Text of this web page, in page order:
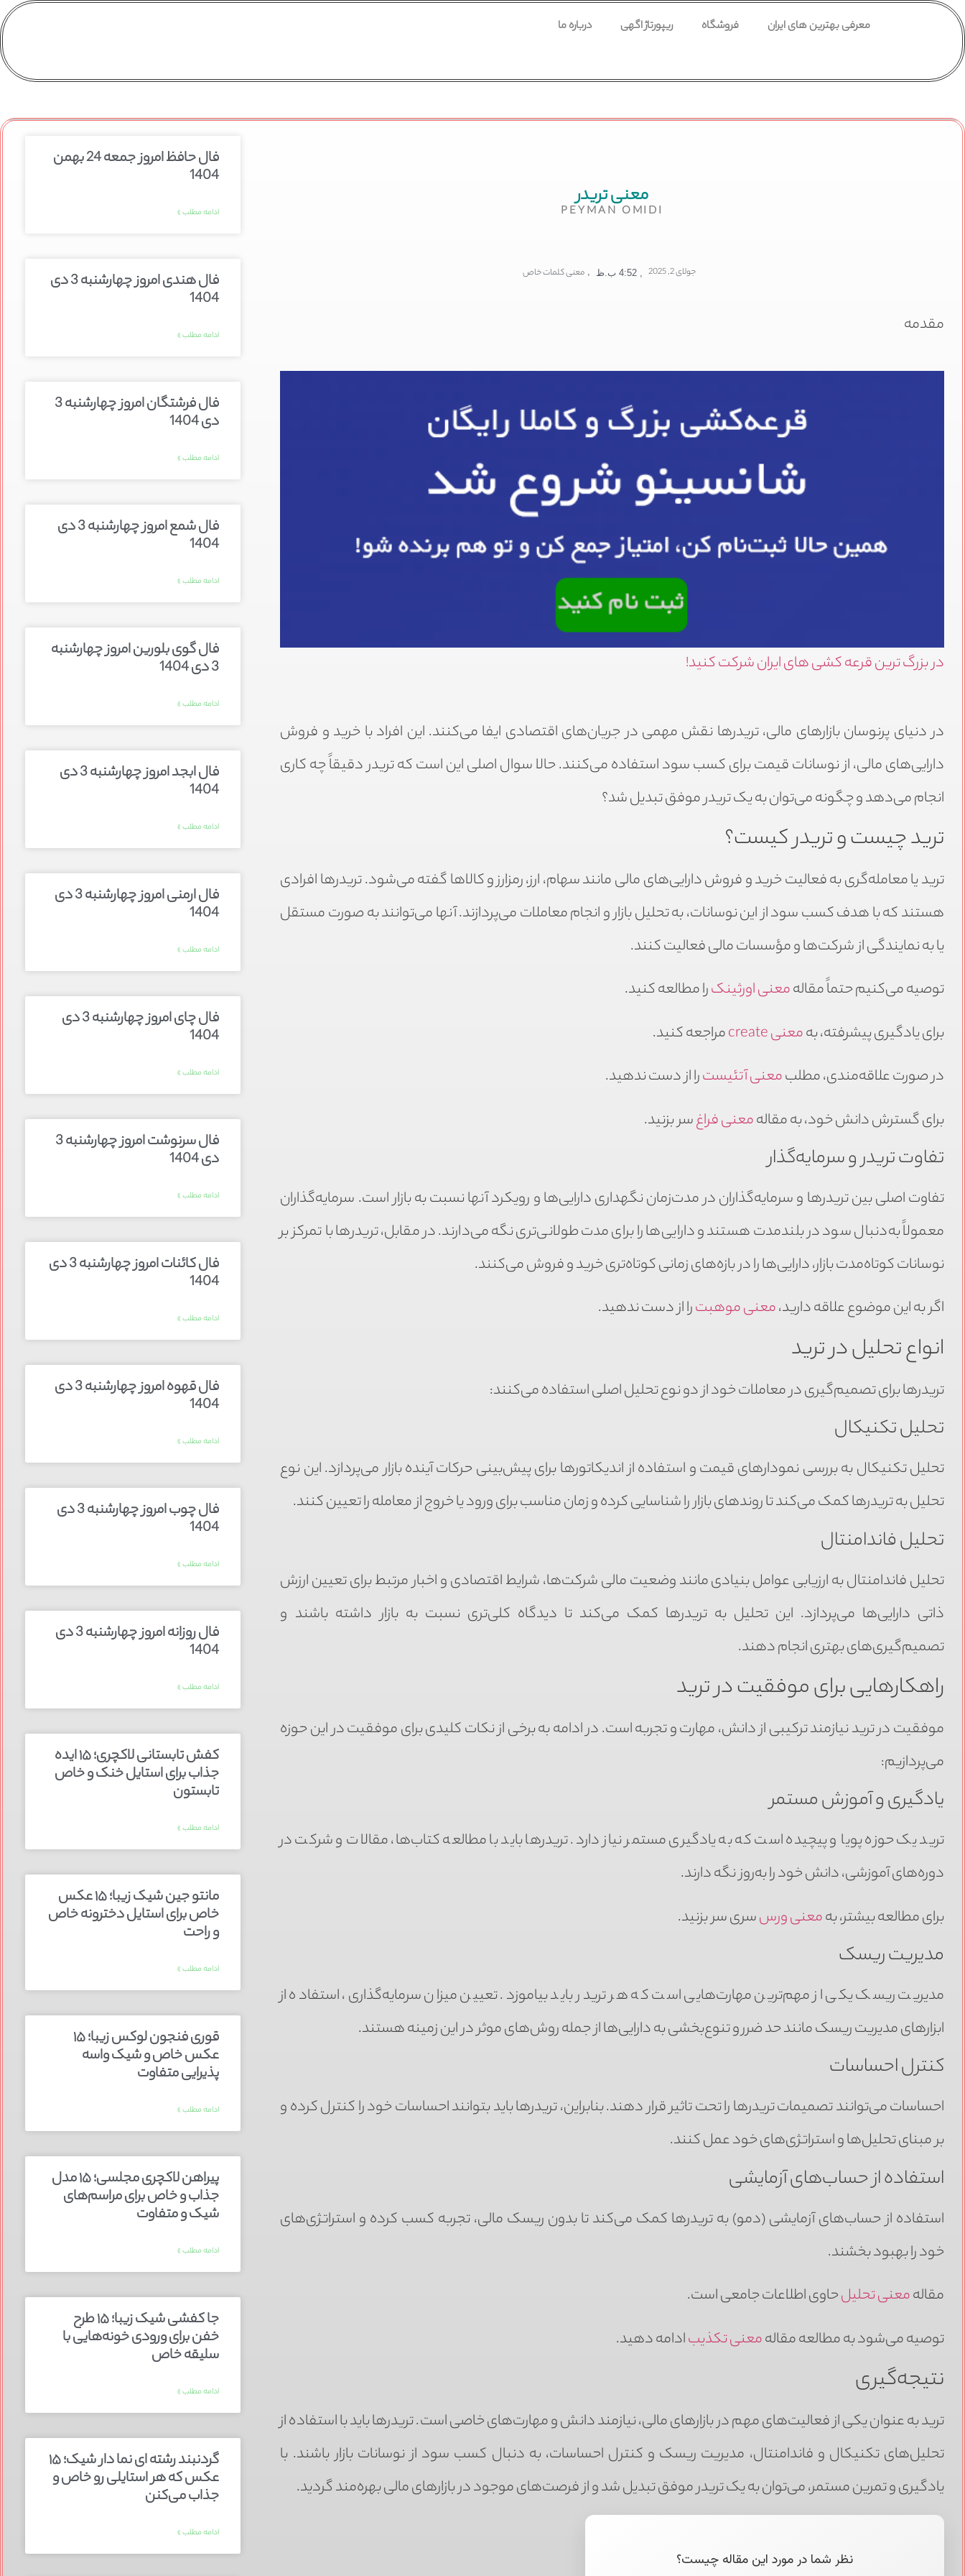
معرفی بهترین های ایران فروشگاه ریپورتاژ اگهی درباره ما
معنی تریدر
PEYMAN OMIDI
جولای 2, 2025 4:52 ب.ظ , معنی کلمات خاص
مقدمه
در بزرگ ترین قرعه کشی های ایران شرکت کنید!
در دنیای پرنوسان بازارهای مالی، تریدرها نقش مهمی در جریان‌های اقتصادی ایفا می‌کنند. این افراد با خرید و فروش
دارایی‌های مالی، از نوسانات قیمت برای کسب سود استفاده می‌کنند. حالا سوال اصلی این است که تریدر دقیقاً چه کاری
انجام می‌دهد و چگونه می‌توان به یک تریدر موفق تبدیل شد؟
ترید چیست و تریدر کیست؟
ترید یا معامله‌گری به فعالیت خرید و فروش دارایی‌های مالی مانند سهام، ارز، رمزارز و کالاها گفته می‌شود. تریدرها افرادی
هستند که با هدف کسب سود از این نوسانات، به تحلیل بازار و انجام معاملات می‌پردازند. آنها می‌توانند به صورت مستقل
یا به نمایندگی از شرکت‌ها و مؤسسات مالی فعالیت کنند.
توصیه می‌کنیم حتماً مقالهمعنی اورثینکرا مطالعه کنید.
برای یادگیری پیشرفته، بهمعنی create
مراجعه کنید.
در صورت علاقه‌مندی، مطلبمعنی آتئیسترا از دست ندهید.
برای گسترش دانش خود، به مقالهمعنی فراغسر بزنید.
تفاوت تریدر و سرمایه‌گذار
تفاوت اصلی بین تریدرها و سرمایه‌گذاران در مدت‌زمان نگهداری دارایی‌ها و رویکرد آنها نسبت به بازار است. سرمایه‌گذاران
معمولاً به‌دنبال سود در بلندمدت هستند و دارایی‌ها را برای مدت طولانی‌تری نگه می‌دارند. در مقابل، تریدرها با تمرکز بر
نوسانات کوتاه‌مدت بازار، دارایی‌ها را در بازه‌های زمانی کوتاه‌تری خرید و فروش می‌کنند.
اگر به این موضوع علاقه دارید،معنی موهبترا از دست ندهید.
انواع تحلیل در ترید
تریدرها برای تصمیم‌گیری در معاملات خود از دو نوع تحلیل اصلی استفاده می‌کنند:
تحلیل تکنیکال
تحلیل تکنیکال به بررسی نمودارهای قیمت و استفاده از اندیکاتورها برای پیش‌بینی حرکات آینده بازار می‌پردازد. این نوع
تحلیل به تریدرها کمک می‌کند تا روندهای بازار را شناسایی کرده و زمان مناسب برای ورود یا خروج از معامله را تعیین کنند.
تحلیل فاندامنتال
تحلیل فاندامنتال به ارزیابی عوامل بنیادی مانند وضعیت مالی شرکت‌ها، شرایط اقتصادی و اخبار مرتبط برای تعیین ارزش
ذاتی دارایی‌ها می‌پردازد. این تحلیل به تریدرها کمک می‌کند تا دیدگاه کلی‌تری نسبت به بازار داشته باشند و
تصمیم‌گیری‌های بهتری انجام دهند.
راهکارهایی برای موفقیت در ترید
موفقیت در ترید نیازمند ترکیبی از دانش، مهارت و تجربه است. در ادامه به برخی از نکات کلیدی برای موفقیت در این حوزه
می‌پردازیم:
یادگیری و آموزش مستمر
ترید یک حوزه پویا و پیچیده است که به یادگیری مستمر نیاز دارد. تریدرها باید با مطالعه کتاب‌ها، مقالات و شرکت در
دوره‌های آموزشی، دانش خود را به‌روز نگه دارند.
برای مطالعه بیشتر، بهمعنی ورسسری سر بزنید.
مدیریت ریسک
مدیریت ریسک یکی از مهم‌ترین مهارت‌هایی است که هر تریدر باید بیاموزد. تعیین میزان سرمایه‌گذاری، استفاده از
ابزارهای مدیریت ریسک مانند حد ضرر و تنوع‌بخشی به دارایی‌ها از جمله روش‌های موثر در این زمینه هستند.
کنترل احساسات
احساسات می‌توانند تصمیمات تریدرها را تحت تاثیر قرار دهند. بنابراین، تریدرها باید بتوانند احساسات خود را کنترل کرده و
بر مبنای تحلیل‌ها و استراتژی‌های خود عمل کنند.
استفاده از حساب‌های آزمایشی
استفاده از حساب‌های آزمایشی (دمو) به تریدرها کمک می‌کند تا بدون ریسک مالی، تجربه کسب کرده و استراتژی‌های
خود را بهبود بخشند.
مقالهمعنی تحلیلحاوی اطلاعات جامعی است.
توصیه می‌شود به مطالعه مقالهمعنی تکذیبادامه دهید.
نتیجه‌گیری
ترید به عنوان یکی از فعالیت‌های مهم در بازارهای مالی، نیازمند دانش و مهارت‌های خاصی است. تریدرها باید با استفاده از
تحلیل‌های تکنیکال و فاندامنتال، مدیریت ریسک و کنترل احساسات، به دنبال کسب سود از نوسانات بازار باشند. با
یادگیری و تمرین مستمر، می‌توان به یک تریدر موفق تبدیل شد و از فرصت‌های موجود در بازارهای مالی بهره‌مند گردید.
نظر شما در مورد این مقاله چیست؟
فال حافظ امروز جمعه 24 بهمن
1404
ادامه مطلب »
فال هندی امروز چهارشنبه 3 دی
1404
ادامه مطلب »
فال فرشتگان امروز چهارشنبه 3
دی 1404
ادامه مطلب »
فال شمع امروز چهارشنبه 3 دی
1404
ادامه مطلب »
فال گوی بلورین امروز چهارشنبه
3 دی 1404
ادامه مطلب »
فال ابجد امروز چهارشنبه 3 دی
1404
ادامه مطلب »
فال ارمنی امروز چهارشنبه 3 دی
1404
ادامه مطلب »
فال چای امروز چهارشنبه 3 دی
1404
ادامه مطلب »
فال سرنوشت امروز چهارشنبه 3
دی 1404
ادامه مطلب »
فال کائنات امروز چهارشنبه 3 دی
1404
ادامه مطلب »
فال قهوه امروز چهارشنبه 3 دی
1404
ادامه مطلب »
فال چوب امروز چهارشنبه 3 دی
1404
ادامه مطلب »
فال روزانه امروز چهارشنبه 3 دی
1404
ادامه مطلب »
کفش تابستانی لاکچری؛ ۱۵ ایده‌
جذاب برای استایل خنک و خاص
تابستون
ادامه مطلب »
مانتو جین شیک زیبا؛ ۱۵ عکس
خاص برای استایل دخترونه خاص
و راحت
ادامه مطلب »
قوری فنجون لوکس زیبا؛ ۱۵
عکس خاص و شیک واسه
پذیرایی متفاوت
ادامه مطلب »
پیراهن لاکچری مجلسی؛ ۱۵ مدل
جذاب و خاص برای مراسم‌های
شیک و متفاوت
ادامه مطلب »
جا کفشی شیک زیبا؛ ۱۵ طرح
خفن برای ورودی خونه‌هایی با
سلیقه خاص
ادامه مطلب »
گردنبند رشته ای نما دار شیک؛ ۱۵
عکس که هر استایلی رو خاص و
جذاب می‌کنن
ادامه مطلب »